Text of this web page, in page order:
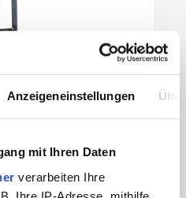
Anzeigeneinstellungen
mit Ihren Daten
verarbeiten Ihre